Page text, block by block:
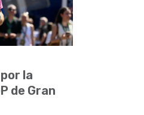
la
de Gran